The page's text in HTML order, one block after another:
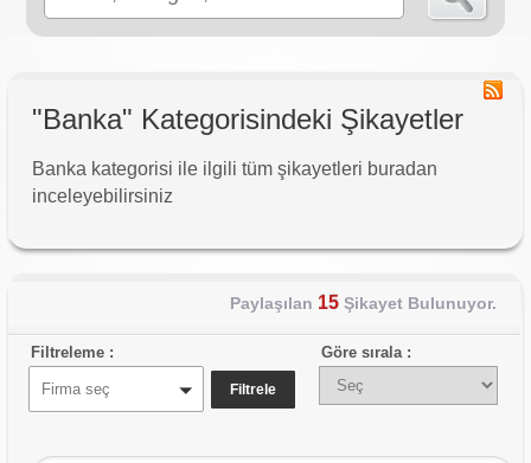
"Banka" Kategorisindeki Şikayetler
Banka kategorisi ile ilgili tüm şikayetleri buradan
inceleyebilirsiniz
Paylaşılan 15Şikayet Bulunuyor.
Filtreleme :
Firma seç
Göre sırala :